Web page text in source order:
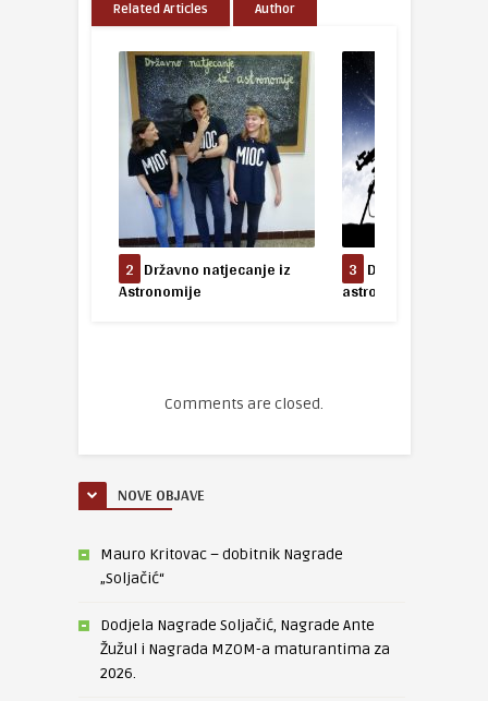
Related Articles Author
2 Državno natjecanje iz
Astronomije
3 Državno
astronomije
Comments are closed.
NOVE OBJAVE
Mauro Kritovac – dobitnik Nagrade
„Soljačić“
Dodjela Nagrade Soljačić, Nagrade Ante
Žužul i Nagrada MZOM-a maturantima za
2026.